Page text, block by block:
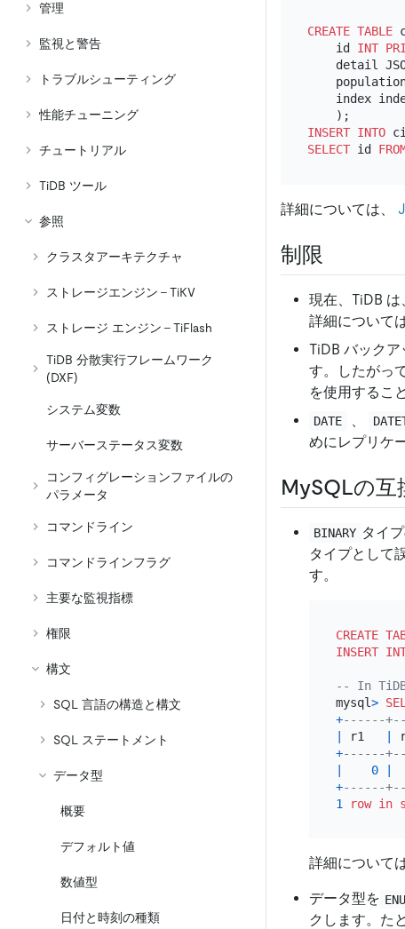
管理
監視と警告
トラブルシューティング
性能チューニング
チュートリアル
TiDB ツール
参照
クラスタアーキテクチャ
ストレージエンジン - TiKV
ストレージ エンジン - TiFlash
TiDB 分散実行フレームワーク
(DXF)
システム変数
サーバーステータス変数
コンフィグレーションファイルの
パラメータ
コマンドライン
コマンドラインフラグ
主要な監視指標
権限
構文
SQL 言語の構造と構文
SQL ステートメント
データ型
概要
デフォルト値
数値型
日付と時刻の種類
CREATE TABLE
    id
INT
detail
index
INSERT INTO
SELECT id
詳細については、
制限
現在、TiDB は
詳細について
TiDB バックア
す。したがっ
を使用するこ
DATE 、
めにレプリケ
MySQLの互
BINARY タイ
タイプとして
す。
CREATE
INSERT
-- In
mysql>
+------
r1
+------
0
+------
1
row in
詳細について
データ型を
クします。た